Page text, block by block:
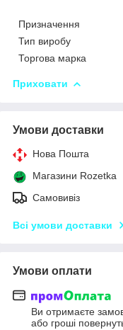
Призначення
Тип виробу
Торгова марка
Приховати
Умови доставки
Нова Пошта
Магазини Rozetka
Самовивіз
Всі умови доставки
Умови оплати
Ви отримаєте
або гроші